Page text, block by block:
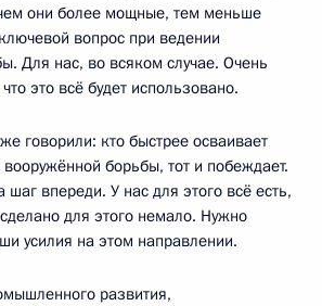
они более мощные, тем меньше
вопрос при ведении
Для нас, во всяком случае. Очень
это всё будет использовано.
говорили: кто быстрее осваивает
борьбы, тот и побеждает.
впереди. У нас для этого всё есть,
для этого немало. Нужно
усилия на этом направлении.
развития,